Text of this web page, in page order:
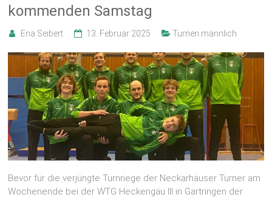
kommenden Samstag
Ena Seibert 13. Februar 2025 Turnen männlich
Bevor für die verjüngte Turnriege der Neckarhäuser Turner am
Wochenende bei der WTG Heckengäu III in Gärtringen der